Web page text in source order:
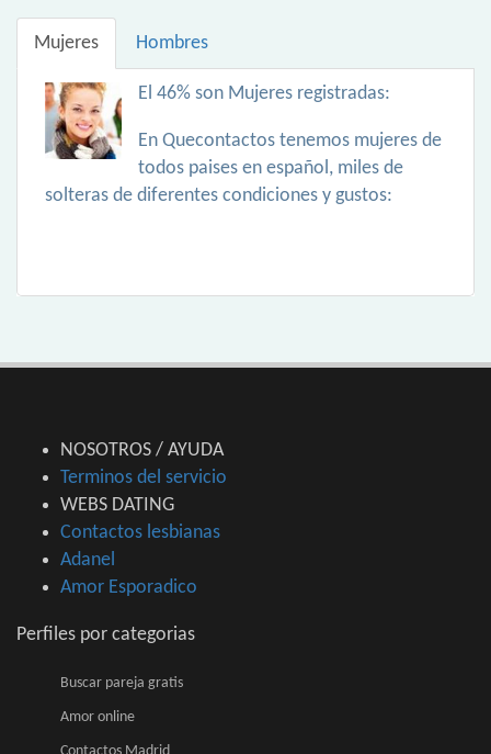
Mujeres Hombres
El 46% son Mujeres registradas:
En Quecontactos tenemos mujeres de
todos paises en español, miles de
solteras de diferentes condiciones y gustos:
NOSOTROS / AYUDA
Terminos del servicio
WEBS DATING
Contactos lesbianas
Adanel
Amor Esporadico
Perfiles por categorias
Buscar pareja gratis
Amor online